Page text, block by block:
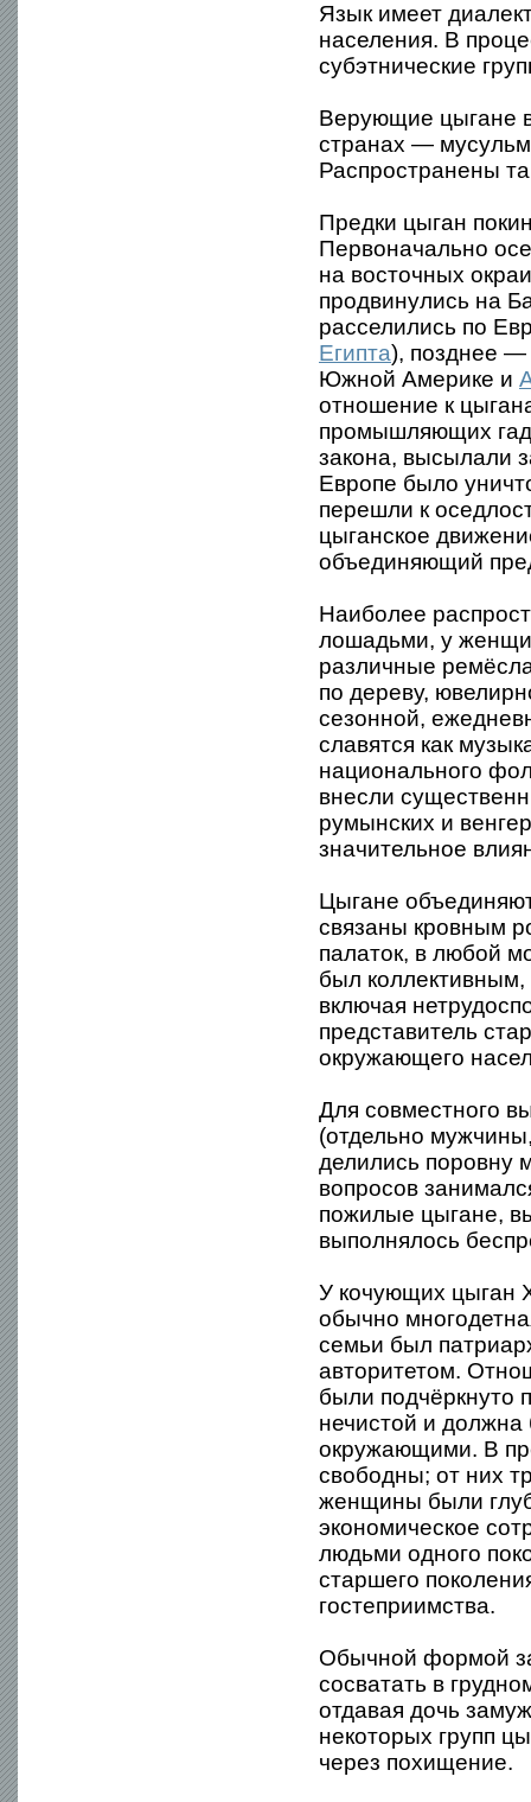
Язык имеет
населения. В
субэтнические
Верующие цыгане
странах —
Распространены
Предки цыган
Первоначально
на восточных
продвинулись на
расселились по
Египта), позднее
Южной Америке и
отношение к
промышляющих
закона, высылали
Европе было
перешли к
цыганское
объединяющий
Наиболее
лошадьми, у
различные
по дереву,
сезонной,
славятся как
национального
внесли
румынских и
значительное
Цыгане
связаны кровным
палаток, в любой
был коллективным,
включая
представитель
окружающего
Для совместного
(отдельно
делились поровну
вопросов
пожилые цыгане,
выполнялось
У кочующих цыган
обычно
семьи был
авторитетом.
были подчёркнуто
нечистой и
окружающими. В
свободны; от них
женщины были
экономическое
людьми одного
старшего
гостеприимства.
Обычной формой
сосватать в
отдавая дочь
некоторых групп
через похищение.